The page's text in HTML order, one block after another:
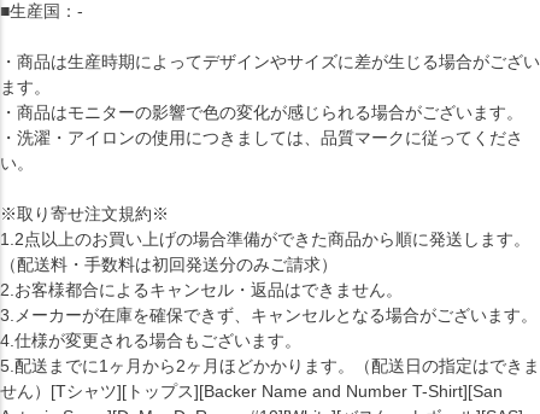
■生産国：-
・商品は生産時期によってデザインやサイズに差が生じる場合がござい
ます。
・商品はモニターの影響で色の変化が感じられる場合がございます。
・洗濯・アイロンの使用につきましては、品質マークに従ってくださ
い。
※取り寄せ注文規約※
1.2点以上のお買い上げの場合準備ができた商品から順に発送します。
（配送料・手数料は初回発送分のみご請求）
2.お客様都合によるキャンセル・返品はできません。
3.メーカーが在庫を確保できず、キャンセルとなる場合がございます。
4.仕様が変更される場合もございます。
5.配送までに1ヶ月から2ヶ月ほどかかります。（配送日の指定はできま
せん）[Tシャツ][トップス][Backer Name and Number T-Shirt][San